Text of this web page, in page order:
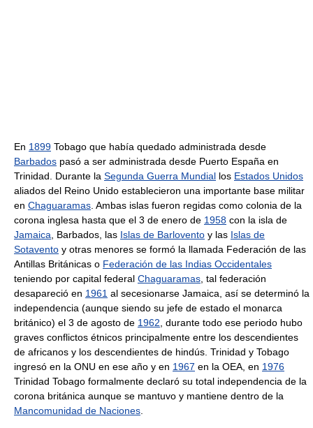
En 1899 Tobago que había quedado administrada desde
Barbados pasó a ser administrada desde Puerto España en
Trinidad. Durante la Segunda Guerra Mundial los Estados Unidos
aliados del Reino Unido establecieron una importante base militar
en Chaguaramas . Ambas islas fueron regidas como colonia de la
corona inglesa hasta que el 3 de enero de 1958 con la isla de
Jamaica , Barbados, las Islas de Barlovento y las Islas de
Sotavento y otras menores se formó la llamada Federación de las
Antillas Británicas o Federación de las Indias Occidentales
teniendo por capital federal Chaguaramas , tal federación
desapareció en 1961 al secesionarse Jamaica, así se determinó la
independencia (aunque siendo su jefe de estado el monarca
británico) el 3 de agosto de 1962 , durante todo ese periodo hubo
graves conflictos étnicos principalmente entre los descendientes
de africanos y los descendientes de hindús. Trinidad y Tobago
ingresó en la ONU en ese año y en 1967 en la OEA, en 1976
Trinidad Tobago formalmente declaró su total independencia de la
corona británica aunque se mantuvo y mantiene dentro de la
Mancomunidad de Naciones